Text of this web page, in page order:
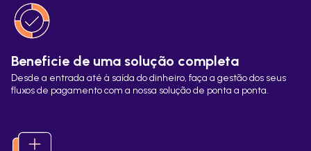
Beneficie de uma solução completa
Desde a entrada até à saída do dinheiro, faça a gestão dos seus
fluxos de pagamento com a nossa solução de ponta a ponta.